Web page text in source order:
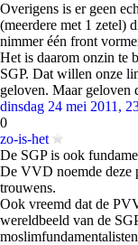
Overigens is er geen
(meerdere met 1 zetel)
nimmer één front
Het is daarom onzin te
SGP. Dat willen onze
geloven. Maar geloven
dinsdag 24 mei 2011,
0
zo-is-het
De SGP is ook
De VVD noemde deze
trouwens.
Ook vreemd dat de
wereldbeeld van de